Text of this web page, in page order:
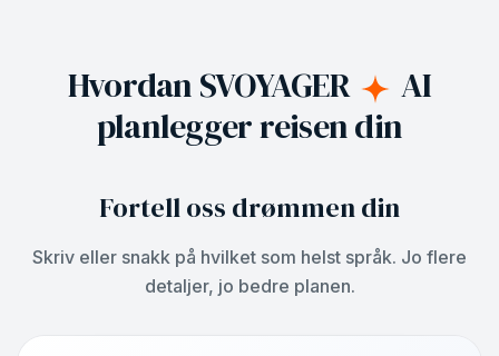
Hvordan SVOYAGER
AI
planlegger reisen din
Fortell oss drømmen din
Skriv eller snakk på hvilket som helst språk. Jo flere
detaljer, jo bedre planen.